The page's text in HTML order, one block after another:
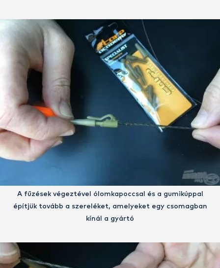
A fűzések végeztével ólomkapoccsal és a gumikúppal
építjük tovább a szereléket, amelyeket egy csomagban
kínál a gyártó